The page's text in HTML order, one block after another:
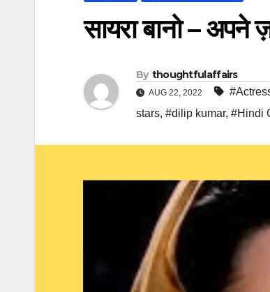
सायरा बानो – अपने
By thoughtfulaffairs
AUG 22, 2022
stars, #dilip kumar, #Hindi